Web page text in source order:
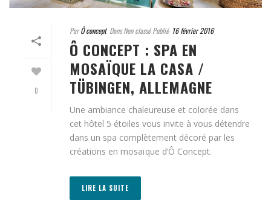
0
ParÔ concept Dans Non classé Publié 16 février 2016
Ô CONCEPT : SPA EN
MOSAÏQUE LA CASA /
TÜBINGEN, ALLEMAGNE
Une ambiance chaleureuse et colorée dans
cet hôtel 5 étoiles vous invite à vous détendre
dans un spa complètement décoré par les
créations en mosaïque d’Ô Concept.
LIRE LA SUITE